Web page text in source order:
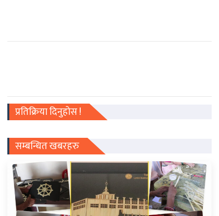
प्रतिक्रिया दिनुहोस !
सम्बन्धित खबरहरु